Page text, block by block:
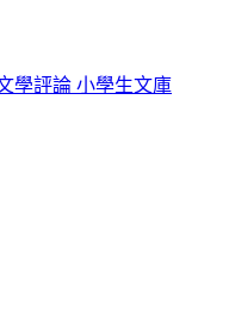
學評論 小學生文庫